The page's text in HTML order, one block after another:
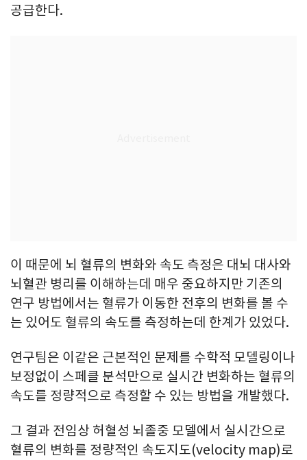
공급한다.
이 때문에 뇌 혈류의 변화와 속도 측정은 대뇌 대사와
뇌혈관 병리를 이해하는데 매우 중요하지만 기존의
연구 방법에서는 혈류가 이동한 전후의 변화를 볼 수
는 있어도 혈류의 속도를 측정하는데 한계가 있었다.
연구팀은 이같은 근본적인 문제를 수학적 모델링이나
보정없이 스페클 분석만으로 실시간 변화하는 혈류의
속도를 정량적으로 측정할 수 있는 방법을 개발했다.
그 결과 전임상 허혈성 뇌졸중 모델에서 실시간으로
혈류의 변화를 정량적인 속도지도(velocity map)로